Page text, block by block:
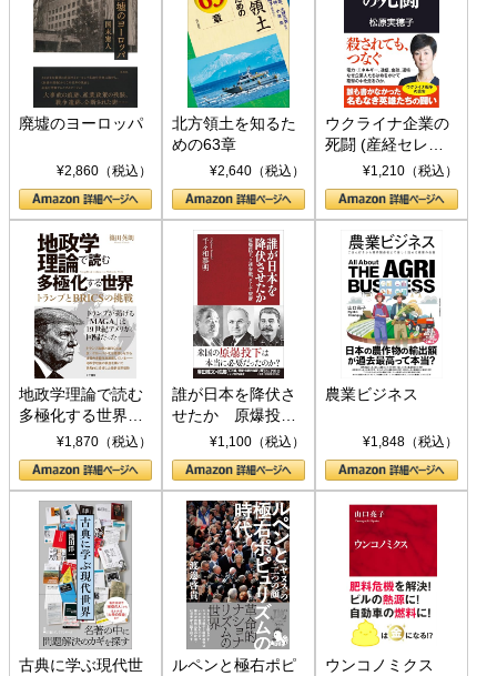
廃墟のヨーロッパ
¥2,860（税込）
北方領土を知るた
めの63章
¥2,640（税込）
ウクライナ企業の
死闘 (産経セレク
ト S 039)¥1,210（税込）
地政学理論で読む
多極化する世界：
トランプとBRICS
の挑戦
¥1,870（税込）
誰が日本を降伏さ
せたか 原爆投
下、ソ連参戦、そ
して聖断 (PHP新
書)
¥1,100（税込）
農業ビジネス
¥1,848（税込）
古典に学ぶ現代世
ルペンと極右ポピ
ウンコノミクス